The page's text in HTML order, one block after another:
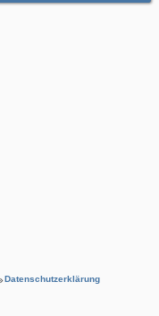
Datenschutzerklärung